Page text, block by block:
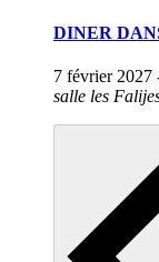
DINER
7 février 2027
salle les